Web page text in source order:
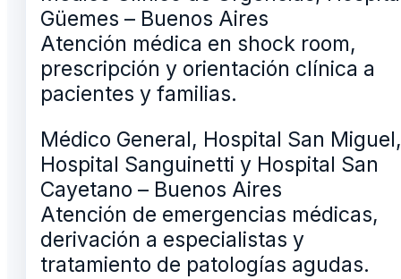
Güemes – Buenos Aires
Atención médica en shock room,
prescripción y orientación clínica a
pacientes y familias.
Médico General, Hospital San Miguel,
Hospital Sanguinetti y Hospital San
Cayetano – Buenos Aires
Atención de emergencias médicas,
derivación a especialistas y
tratamiento de patologías agudas.